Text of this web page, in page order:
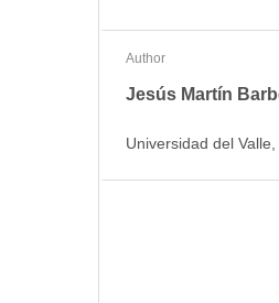
Author
Jesús Martín
Universidad del